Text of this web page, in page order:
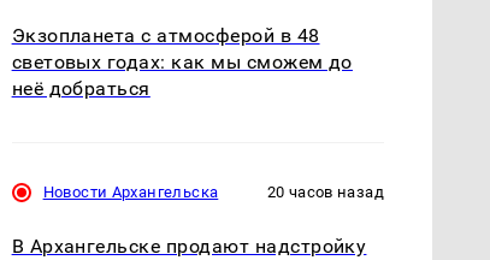
СМИ: В Химках на
Экзопланета с атмосферой в 48
световых годах: как мы сможем до
неё добраться
Новости Архангельска 20 часов назад
В Архангельске продают надстройку